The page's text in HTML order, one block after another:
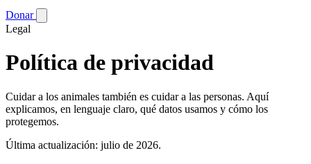
Donar
Legal
Política de privacidad
Cuidar a los animales también es cuidar a las personas. Aquí
explicamos, en lenguaje claro, qué datos usamos y cómo los
protegemos.
Última actualización: julio de 2026.